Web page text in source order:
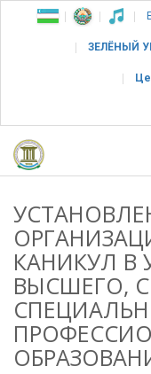
ЗЕЛЁНЫЙ
КАНИКУЛ В
ВЫСШЕГО,